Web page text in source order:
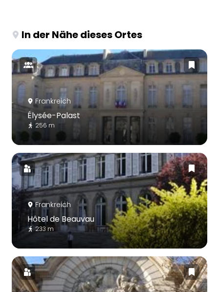
In der Nähe dieses Ortes
Frankreich
Élysée-Palast
256 m
Frankreich
Hôtel de Beauvau
233 m